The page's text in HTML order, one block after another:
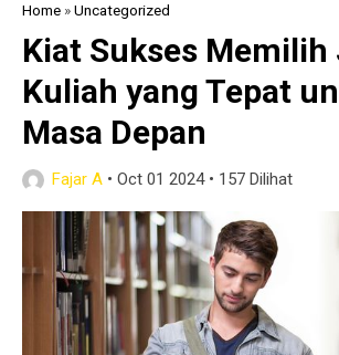
Home »Uncategorized
Kiat Sukses
Kuliah yang Tepat
Masa Depan
Fajar A • Oct 01 2024• 157 Dilihat